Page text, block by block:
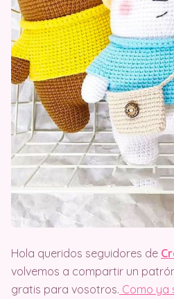
Hola queridos seguidores de
volvemos a compartir un
gratis para vosotros. Como ya